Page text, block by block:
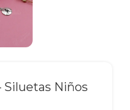
Siluetas Niños